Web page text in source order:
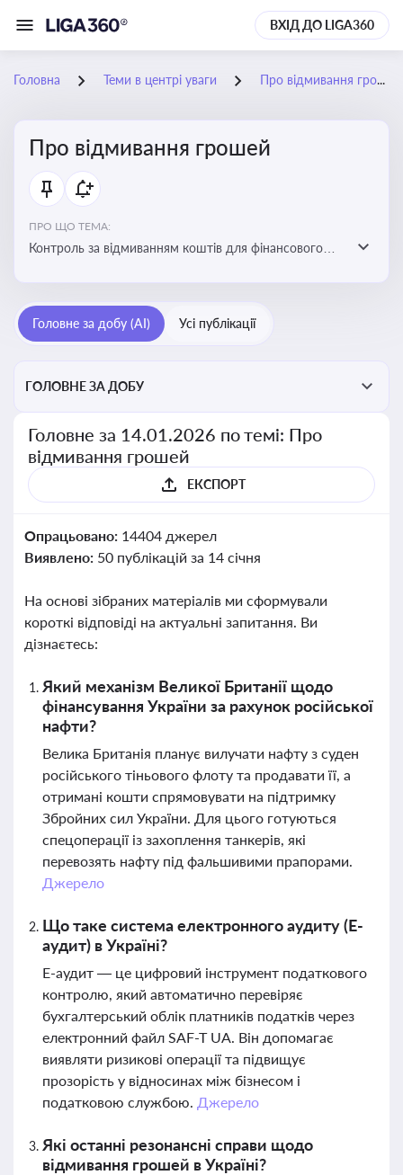
ВХІД ДО LIGA360
Головна Теми в центрі уваги Про відмивання грошей
Про відмивання грошей
ПРО ЩО ТЕМА:
Контроль за відмиванням коштів для фінансового
сплати податків. Вбудовування AML у договори та
Головне за добу (AI) Усі публікації
ГОЛОВНЕ ЗА ДОБУ
Головне за 14.01.2026 по темі: Про
відмивання грошей
ЕКСПОРТ
Опрацьовано: 14404 джерел
Виявлено: 50 публікацій за 14 січня
На основі зібраних матеріалів ми сформували
короткі відповіді на актуальні запитання. Ви
дізнаєтесь:
Який механізм Великої Британії щодо
фінансування України за рахунок російської
нафти?
Велика Британія планує вилучати нафту з суден
російського тіньового флоту та продавати її, а
отримані кошти спрямовувати на підтримку
Збройних сил України. Для цього готуються
спецоперації із захоплення танкерів, які
перевозять нафту під фальшивими прапорами.
Джерело
Що таке система електронного аудиту (Е-
аудит) в Україні?
Е-аудит — це цифровий інструмент податкового
контролю, який автоматично перевіряє
бухгалтерський облік платників податків через
електронний файл SAF-T UA. Він допомагає
виявляти ризикові операції та підвищує
прозорість у відносинах між бізнесом і
податковою службою. Джерело
Які останні резонансні справи щодо
відмивання грошей в Україні?